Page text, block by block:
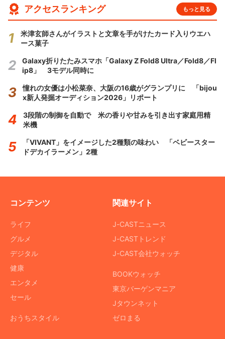
アクセスランキング もっと見る
米津玄師さんがイラストと文章を手がけたカード入りウエハ
ース菓子
Galaxy折りたたみスマホ「Galaxy Z Fold8 Ultra／Fold8／Fl
ip8」 3モデル同時に
憧れの女優は小松菜奈、大阪の16歳がグランプリに 「bijou
x新人発掘オーディション2026」リポート
3段階の制御を自動で 米の香りや甘みを引き出す家庭用精
米機
「VIVANT」をイメージした2種類の味わい 「ベビースター
ドデカイラーメン」2種
コンテンツ
ライフ
グルメ
デジタル
健康
エンタメ
セール
おうちスタイル
関連サイト
J-CASTニュース
J-CASTトレンド
J-CAST会社ウォッチ
BOOKウォッチ
東京バーゲンマニア
Jタウンネット
ゼロまる